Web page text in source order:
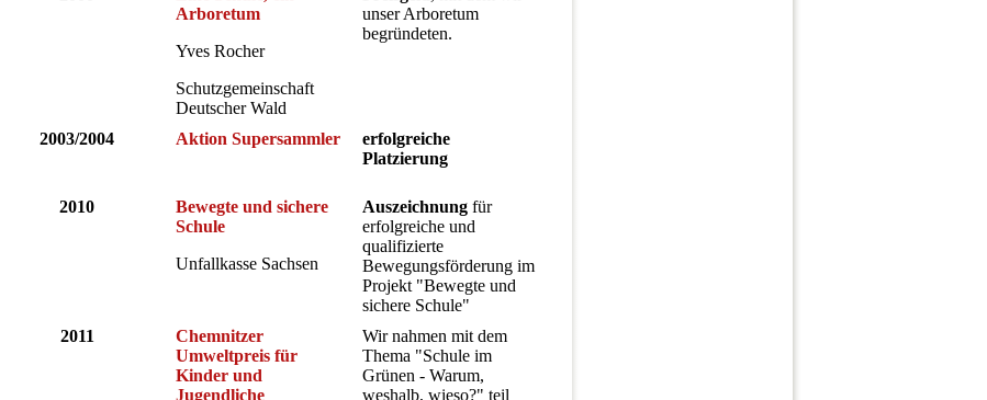
Arboretum
Yves Rocher
Schutzgemeinschaft
Deutscher Wald
unser Arboretum
begründeten.
2003/2004 Aktion Supersammler
erfolgreiche
Platzierung
2010
Bewegte und sichere
Schule
Unfallkasse Sachsen
Auszeichnung für
erfolgreiche und
qualifizierte
Bewegungsförderung im
Projekt "Bewegte und
sichere Schule"
2011
Chemnitzer
Umweltpreis für
Kinder und
Jugendliche
Wir nahmen mit dem
Thema "Schule im
Grünen - Warum,
weshalb, wieso?" teil